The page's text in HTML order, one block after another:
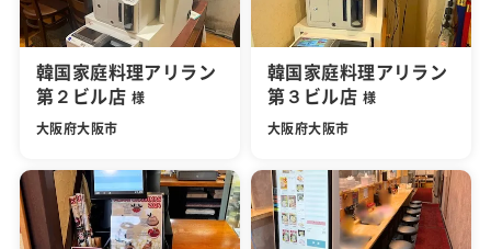
韓国家庭料理アリラン
第２ビル店 様
大阪府大阪市
韓国家庭料理アリラン
第３ビル店 様
大阪府大阪市